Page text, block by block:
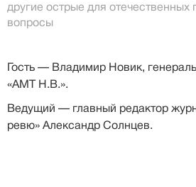
другие острые для отечественных
вопросы
Гость — Владимир Новик,
«АМТ Н.В.».
Ведущий — главный редактор
ревю» Александр Солнцев.